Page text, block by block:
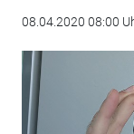
08.04.2020 08:00